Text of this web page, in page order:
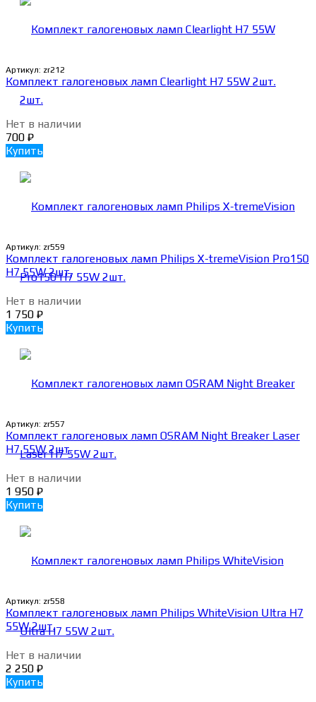
Артикул: zr212
Комплект галогеновых ламп Clearlight H7 55W 2шт.
Нет в наличии
700 ₽
Купить
Артикул: zr559
Комплект галогеновых ламп Philips X-tremeVision Pro150
H7 55W 2шт.
Нет в наличии
1 750 ₽
Купить
Артикул: zr557
Комплект галогеновых ламп OSRAM Night Breaker Laser
H7 55W 2шт.
Нет в наличии
1 950 ₽
Купить
Артикул: zr558
Комплект галогеновых ламп Philips WhiteVision Ultra H7
55W 2шт.
Нет в наличии
2 250 ₽
Купить